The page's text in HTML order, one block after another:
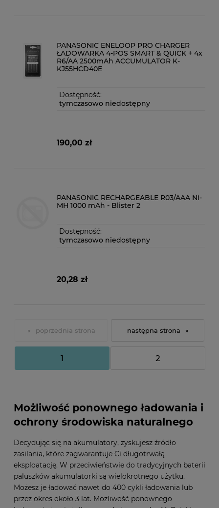
PANASONIC ENELOOP PRO CHARGER
ŁADOWARKA 4-POS SMART & QUICK + 4x
R6/AA 2500mAh ACCUMULATOR K-
KJ55HCD40E
Dostępność:
tymczasowo niedostępny
190,00 zł
PANASONIC RECHARGEABLE R03/AAA Ni-
MH 1000 mAh - Blister 2
Dostępność:
tymczasowo niedostępny
20,28 zł
«
1 2
»
Możliwość ponownego ładowania i
ochrony środowiska naturalnego
Decydując się na akumulatory, zyskujesz źródło
zasilania, które zagwarantuje Ci długotrwałą
eksploatację. W przeciwieństwie do tradycyjnych baterii
paluszków akumulatorki są wielokrotnego użytku.
Możesz je ładować nawet do 400 cykli ładowania lub
przez okres około 3 lat. Możliwość ponownego